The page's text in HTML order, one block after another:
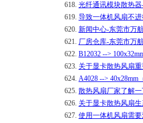
618. 光纤通讯模块散热
619. 导致一体机风扇不
620. 新闻中心-东莞市万
621. 厂房仓库-东莞市万
622. B12032 -->
623. 关于显卡散热风扇
624. A4028 --> 40x28mm
625. 散热风扇厂家了解
626. 关于显卡散热风扇
627. 使用一体机风扇需